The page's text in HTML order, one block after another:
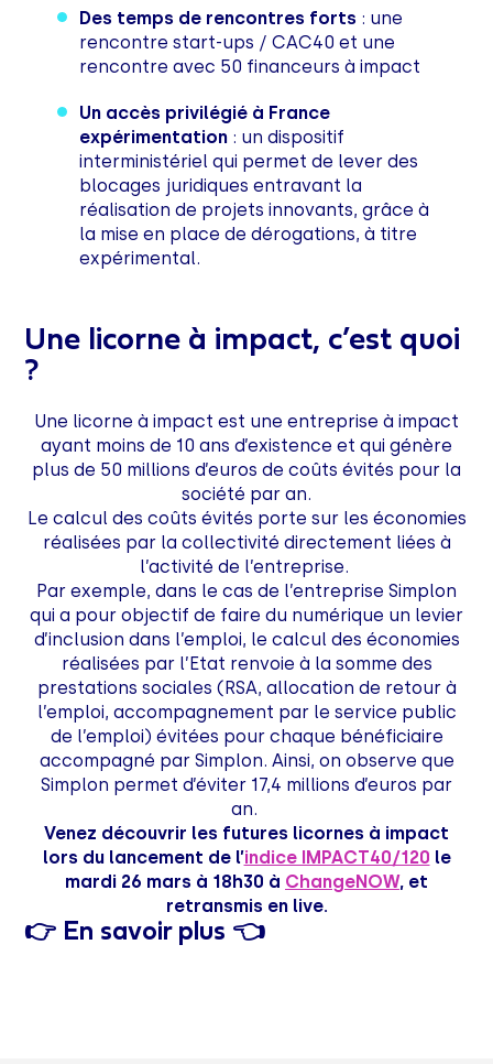
Des temps de rencontres forts : une
rencontre start-ups / CAC40 et une
rencontre avec 50 financeurs à impact
Un accès privilégié à France
expérimentation : un dispositif
interministériel qui permet de lever des
blocages juridiques entravant la
réalisation de projets innovants, grâce à
la mise en place de dérogations, à titre
expérimental.
Une licorne à impact, c’est quoi
?
Une licorne à impact est une entreprise à impact
ayant moins de 10 ans d’existence et qui génère
plus de 50 millions d’euros de coûts évités pour la
société par an.
Le calcul des coûts évités porte sur les économies
réalisées par la collectivité directement liées à
l’activité de l’entreprise.
Par exemple, dans le cas de l’entreprise Simplon
qui a pour objectif de faire du numérique un levier
d’inclusion dans l’emploi, le calcul des économies
réalisées par l’Etat renvoie à la somme des
prestations sociales (RSA, allocation de retour à
l’emploi, accompagnement par le service public
de l’emploi) évitées pour chaque bénéficiaire
accompagné par Simplon. Ainsi, on observe que
Simplon permet d’éviter 17,4 millions d’euros par
an.
Venez découvrir les futures licornes à impact
lors du lancement de l’indice IMPACT40/120 le
mardi 26 mars à 18h30 à ChangeNOW, et
retransmis en live.
👉 En savoir plus 👈